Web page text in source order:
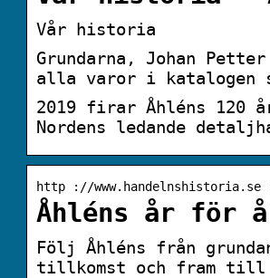
Vår historia
Grundarna, Johan
alla varor i katalogen
2019 firar Åhléns 120
Nordens ledande
http ://www.handelnshistoria.se
Åhléns år för
Följ Åhléns från
tillkomst och fram till